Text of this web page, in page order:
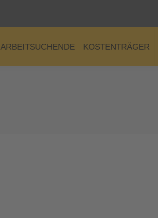
ARBEITSUCHENDE KOSTENTRÄGER